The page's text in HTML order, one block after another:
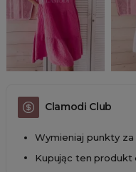
Clamodi Club
Wymieniaj punkty
Kupując ten produkt